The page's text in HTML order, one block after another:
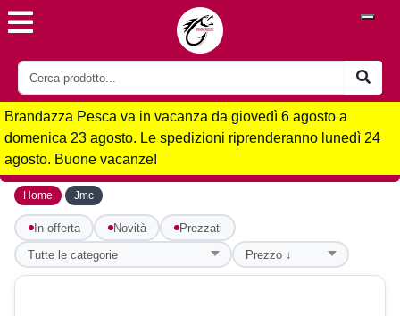
Brandazza Pesca va in vacanza da giovedì 6 agosto a
domenica 23 agosto. Le spedizioni riprenderanno lunedì 24
agosto. Buone vacanze!
Home › Jmc
In offerta Novità Prezzati